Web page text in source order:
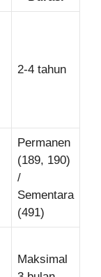
2-4 tahun
Permanen
(189, 190)
/
Sementara
(491)
Maksimal